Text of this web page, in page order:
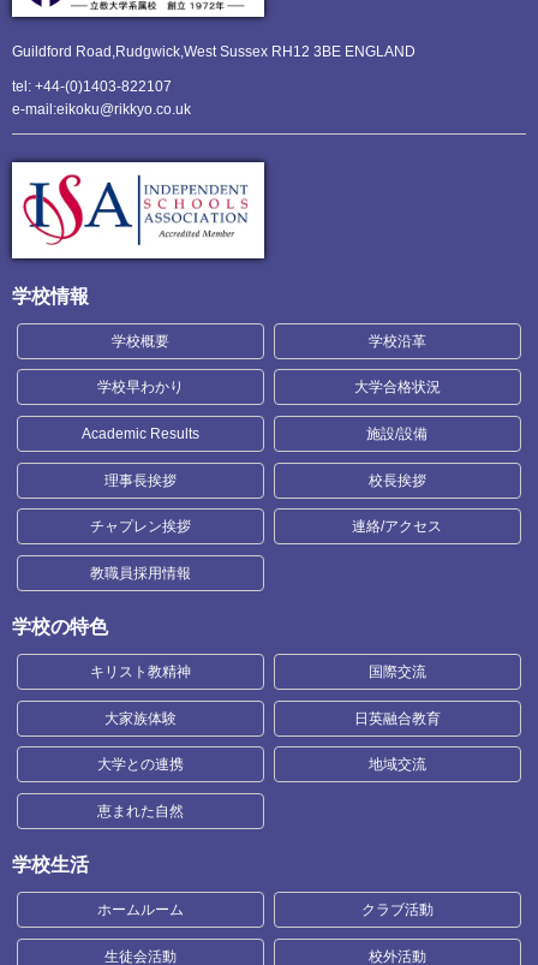
Guildford Road,Rudgwick,West Sussex RH12 3BE ENGLAND
tel: +44-(0)1403-822107
e-mail:eikoku@rikkyo.co.uk
学校情報
学校概要 学校沿革
学校早わかり 大学合格状況
Academic Results 施設/設備
理事長挨拶 校長挨拶
チャプレン挨拶 連絡/アクセス
教職員採用情報
学校の特色
キリスト教精神 国際交流
大家族体験 日英融合教育
大学との連携 地域交流
恵まれた自然
学校生活
ホームルーム クラブ活動
生徒会活動 校外活動